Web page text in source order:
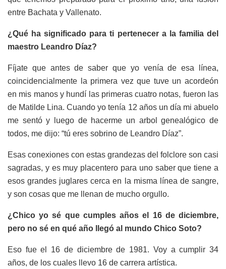
entre Bachata y Vallenato.
¿Qué ha significado para ti pertenecer a la familia del
maestro Leandro Díaz?
Fíjate que antes de saber que yo venía de esa línea,
coincidencialmente la primera vez que tuve un acordeón
en mis manos y hundí las primeras cuatro notas, fueron las
de Matilde Lina. Cuando yo tenía 12 años un día mi abuelo
me sentó y luego de hacerme un arbol genealógico de
todos, me dijo: “tú eres sobrino de Leandro Díaz”.
Esas conexiones con estas grandezas del folclore son casi
sagradas, y es muy placentero para uno saber que tiene a
esos grandes juglares cerca en la misma línea de sangre,
y son cosas que me llenan de mucho orgullo.
¿Chico yo sé que cumples años el 16 de diciembre,
pero no sé en qué año llegó al mundo Chico Soto?
Eso fue el 16 de diciembre de 1981. Voy a cumplir 34
años, de los cuales llevo 16 de carrera artística.